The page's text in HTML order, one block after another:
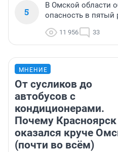
5
В Омской области
опасность в пятый
11 956 33
МНЕНИЕ
От сусликов до
автобусов с
кондиционерами.
Почему Красноярск
оказался круче
(почти во всём)